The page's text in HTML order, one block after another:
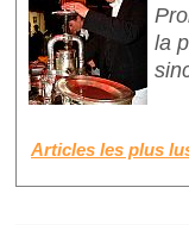
la
Articles les plus